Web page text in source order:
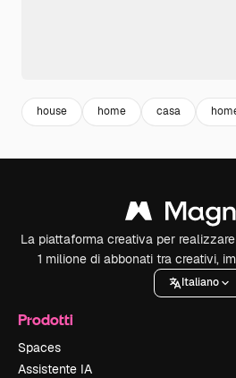
house home casa
La piattaforma creativa per
1 milione di abbonati tra creativi,
Italiano
Prodotti
Spaces
Assistente IA